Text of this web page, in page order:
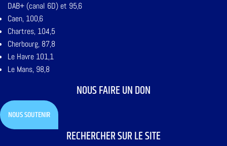
DAB+ (canal 6D) et 95,6
Caen, 100,6
Chartres, 104,5
Cherbourg, 87,8
Le Havre 101,1
Le Mans, 98,8
NOUS FAIRE UN DON
NOUS SOUTENIR
RECHERCHER SUR LE SITE